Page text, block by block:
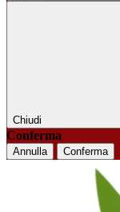
Chiudi
Conferma
Annulla Conferma